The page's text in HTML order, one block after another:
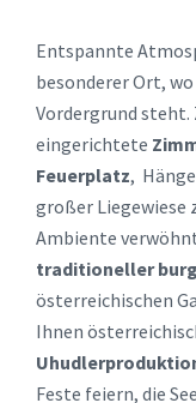
Entspannte
besonderer Ort, wo
Vordergrund
eingerichtete
Feuerplatz,
großer Liegewiese
Ambiente
traditioneller
österreichischen
Ihnen
Feste feiern, die